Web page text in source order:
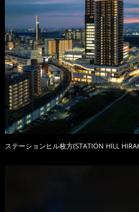
ステーションヒル枚方(STATION HILL